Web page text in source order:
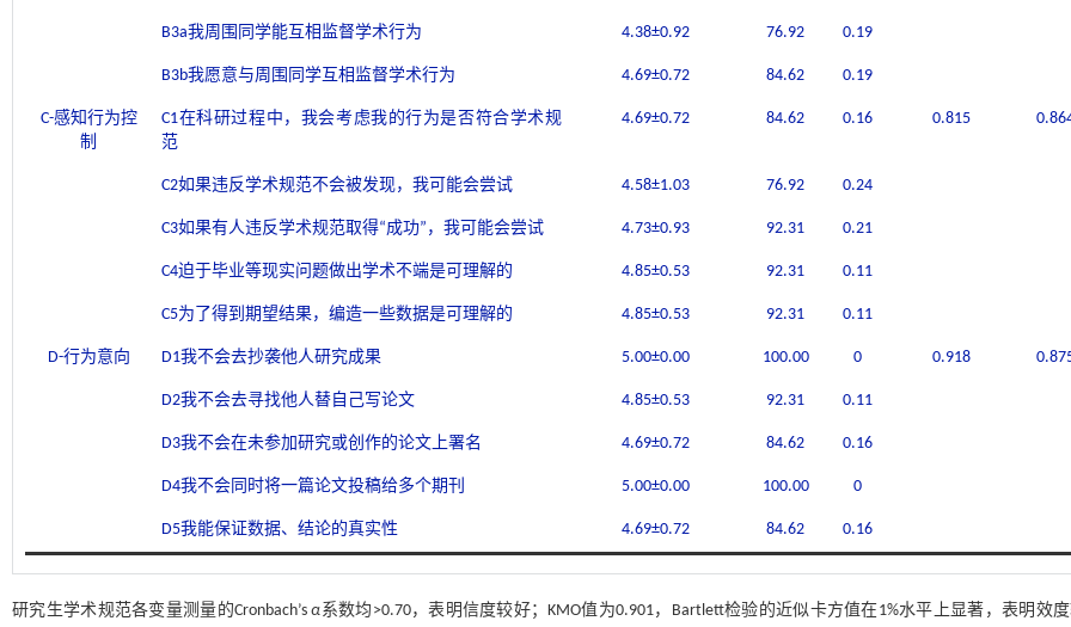
B3a我周围同学能互相监督学术行为 4.38±0.92 76.92 0.19
B3b我愿意与周围同学互相监督学术行为 4.69±0.72 84.62 0.19
C-感知行为控
制
C1在科研过程中，我会考虑我的行为是否符合学术规
范
4.69±0.72 84.62 0.16 0.815
C2如果违反学术规范不会被发现，我可能会尝试 4.58±1.03 76.92 0.24
C3如果有人违反学术规范取得“成功”，我可能会尝试 4.73±0.93 92.31 0.21
C4迫于毕业等现实问题做出学术不端是可理解的 4.85±0.53 92.31 0.11
C5为了得到期望结果，编造一些数据是可理解的 4.85±0.53 92.31 0.11
D-行为意向 D1我不会去抄袭他人研究成果 5.00±0.00 100.00 0 0.918
D2我不会去寻找他人替自己写论文 4.85±0.53 92.31 0.11
D3我不会在未参加研究或创作的论文上署名 4.69±0.72 84.62 0.16
D4我不会同时将一篇论文投稿给多个期刊 5.00±0.00 100.00 0
D5我能保证数据、结论的真实性 4.69±0.72 84.62 0.16
研究生学术规范各变量测量的Cronbach’sα系数均>0.70，表明信度较好；KMO值为0.901，Bartlett检验的近似卡方值在1%水平上显著，表明效